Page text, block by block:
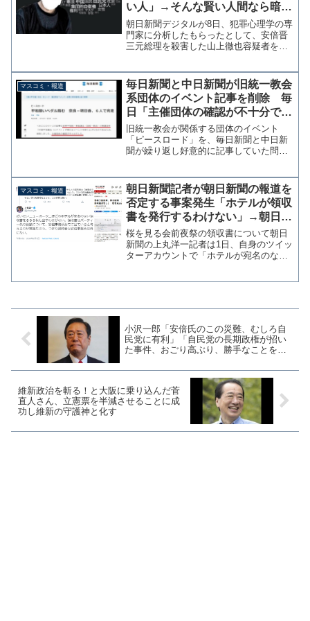
い人」→そんな賢い人間なら暗殺
などするわけがない
朝日新聞デジタルが8日、犯罪心理学の専
門家に分析したもらったとして、安倍晋
三元総理を殺害した山上徹也容疑者を評
撃、容疑者の投稿分析：朝日新聞デジタ
ル（前略） これらの投稿...
マスコミ・報道
毎日新聞と中日新聞が旧統一教会
系団体のイベント記事を削除 毎
日「主催団体の確認が不十分でし
た」中日「・・・」黙って削除
旧統一教会が関係する団体のイベント
「ピースロード」を、毎日新聞と中日新
聞が繰り返し好意的に記事していた問題
十分でした」と削除理由に書き換えた。
中日新聞は静岡でのイベン...
マスコミ・報道
朝日新聞記者が朝日新聞の報道を
否定する事案発生「ホテルが領収
書を発行するわけない」→朝日新
聞が現物公開してた
桜を見る会前夜祭の領収書について朝日
新聞の上丸洋一記者は1日、自身のツイッ
ターアカウントで「ホテルが宛名のない
小沢一郎「安倍氏のこの災難、むしろ自
民党に有利」「自民党の長期政権が招い
た事件、おごり高ぶり、勝手なことをや
維新政治を斬る！と大阪に乗り込んだ菅
直人さん、立憲票を半減させることに成
功し維新の守護神と化す